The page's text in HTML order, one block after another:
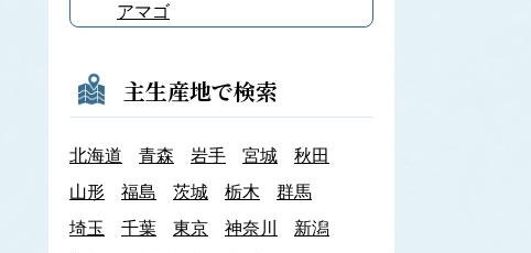
アマゴ
あみ類
アキアミ
アユ
アラメ
エゾアワビ
主生産地で検索
北海道 青森 岩手 宮城
秋田
山形
福島 茨城 栃木
群馬
埼玉
千葉 東京 神奈川
新潟